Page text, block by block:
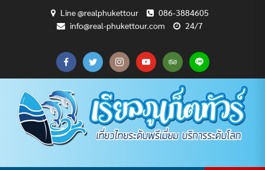
Line @realphukettour
086-3884605
info@real-phukettour.com
24/7
CART
CHECKOUT
MY
ACCOUNT
SAMPLE
PAGE
ทัวร์
ทั้งหมด
บทความ
ท่อง
เที่ยว
ยินดี
ต้อนรับ
สู่
PHUKET
TOUR
เกี่ยว
กับ
เรา
แพ็คเกจ
ทัวร์
ทั้งหมด